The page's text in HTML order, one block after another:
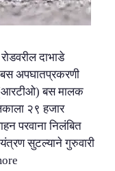
दाभाडे
अपघातप्रकरणी
(आरटीओ) बस मालक
२९ हजार
परवाना निलंबित
सुटल्याने गुरुवारी